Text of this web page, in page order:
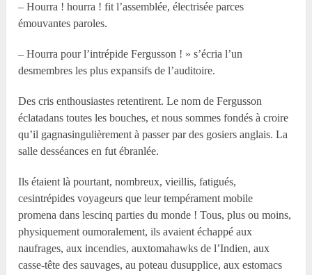
– Hourra ! hourra ! fit l’assemblée, électrisée parces
émouvantes paroles.
– Hourra pour l’intrépide Fergusson ! » s’écria l’un
desmembres les plus expansifs de l’auditoire.
Des cris enthousiastes retentirent. Le nom de Fergusson
éclatadans toutes les bouches, et nous sommes fondés à croire
qu’il gagnasingulièrement à passer par des gosiers anglais. La
salle desséances en fut ébranlée.
Ils étaient là pourtant, nombreux, vieillis, fatigués,
cesintrépides voyageurs que leur tempérament mobile
promena dans lescinq parties du monde ! Tous, plus ou moins,
physiquement oumoralement, ils avaient échappé aux
naufrages, aux incendies, auxtomahawks de l’Indien, aux
casse-tête des sauvages, au poteau dusupplice, aux estomacs